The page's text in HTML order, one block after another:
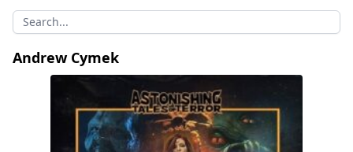
Aventura
Ciencia ficción Comedia
Drama
Sci-Fi & Fantasy
Andrew Cymek